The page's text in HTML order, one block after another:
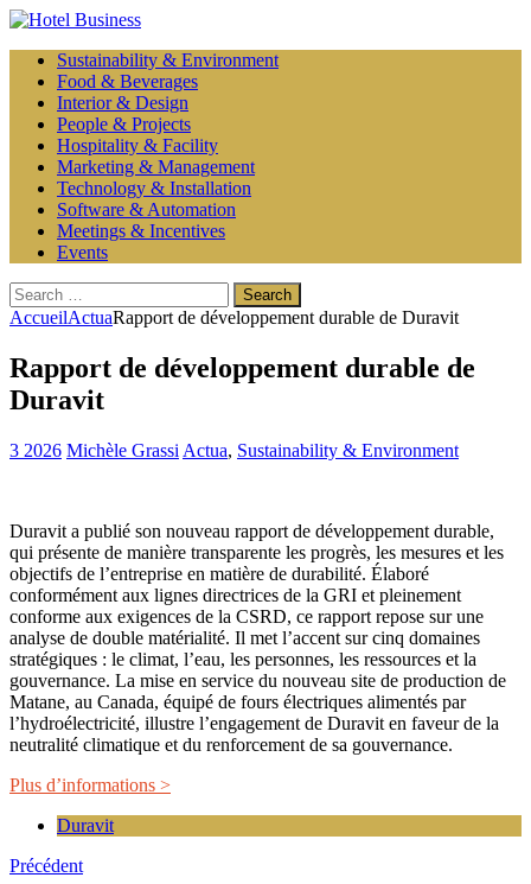
Sustainability & Environment
Food & Beverages
Interior & Design
People & Projects
Hospitality & Facility
Marketing & Management
Technology & Installation
Software & Automation
Meetings & Incentives
Events
Search
for:
AccueilActuaRapport de développement durable de Duravit
Rapport de développement durable de
Duravit
3 2026 Michèle Grassi Actua, Sustainability & Environment
Duravit a publié son nouveau rapport de développement durable,
qui présente de manière transparente les progrès, les mesures et les
objectifs de l’entreprise en matière de durabilité. Élaboré
conformément aux lignes directrices de la GRI et pleinement
conforme aux exigences de la CSRD, ce rapport repose sur une
analyse de double matérialité. Il met l’accent sur cinq domaines
stratégiques : le climat, l’eau, les personnes, les ressources et la
gouvernance. La mise en service du nouveau site de production de
Matane, au Canada, équipé de fours électriques alimentés par
l’hydroélectricité, illustre l’engagement de Duravit en faveur de la
neutralité climatique et du renforcement de sa gouvernance.
Plus d’informations >
Duravit
Précédent